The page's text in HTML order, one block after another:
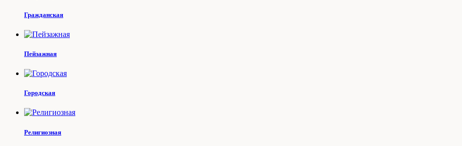
Гражданская
Пейзажная
Городская
Религиозная